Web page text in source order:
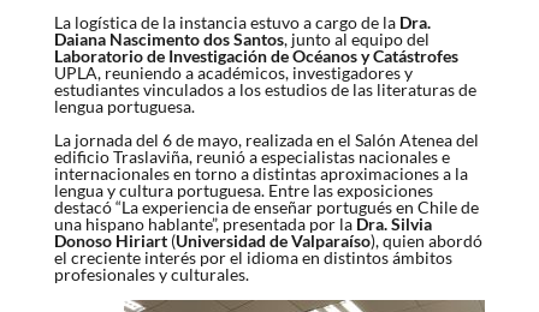
La logística de la instancia estuvo a cargo de la Dra.
Daiana Nascimento dos Santos, junto al equipo del
Laboratorio de Investigación de Océanos y Catástrofes
UPLA, reuniendo a académicos, investigadores y
estudiantesvinculados a los estudios de las literaturas de
lengua portuguesa.
La jornada del 6 de mayo, realizada en el Salón Atenea del
edificio Traslaviña, reunió a especialistas nacionales e
internacionales en torno a distintas aproximaciones a la
lengua y cultura portuguesa. Entre las exposiciones
destacó “La experiencia de enseñar portugués en Chile de
una hispano hablante”, presentada por la Dra. Silvia
Donoso Hiriart (Universidad de Valparaíso), quien abordó
el creciente interés por el idioma en distintos ámbitos
profesionales y culturales.